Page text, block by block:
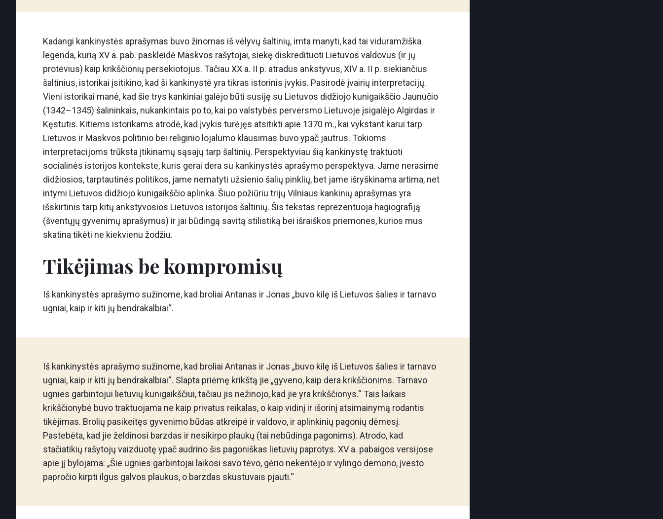
Kadangi kankinystės aprašymas buvo žinomas iš vėlyvų šaltinių, imta manyti, kad tai viduramžiška
legenda, kurią XV a. pab. paskleidė Maskvos rašytojai, siekę diskredituoti Lietuvos valdovus (ir jų
protėvius) kaip krikščionių persekiotojus. Tačiau XX a. II p. atradus ankstyvus, XIV a. II p. siekiančius
šaltinius, istorikai įsitikino, kad ši kankinystė yra tikras istorinis įvykis. Pasirodė įvairių interpretacijų.
Vieni istorikai manė, kad šie trys kankiniai galėjo būti susiję su Lietuvos didžiojo kunigaikščio Jaunučio
(1342–1345) šalininkais, nukankintais po to, kai po valstybės perversmo Lietuvoje įsigalėjo Algirdas ir
Kęstutis. Kitiems istorikams atrodė, kad įvykis turėjęs atsitikti apie 1370 m., kai vykstant karui tarp
Lietuvos ir Maskvos politinio bei religinio lojalumo klausimas buvo ypač jautrus. Tokioms
interpretacijoms trūksta įtikinamų sąsajų tarp šaltinių. Perspektyviau šią kankinystę traktuoti
socialinės istorijos kontekste, kuris gerai dera su kankinystės aprašymo perspektyva. Jame nerasime
didžiosios, tarptautinės politikos, jame nematyti užsienio šalių pinklių, bet jame išryškinama artima, net
intymi Lietuvos didžiojo kunigaikščio aplinka. Šiuo požiūriu trijų Vilniaus kankinių aprašymas yra
išskirtinis tarp kitų ankstyvosios Lietuvos istorijos šaltinių. Šis tekstas reprezentuoja hagiografiją
(šventųjų gyvenimų aprašymus) ir jai būdingą savitą stilistiką bei išraiškos priemones, kurios mus
skatina tikėti ne kiekvienu žodžiu.
Tikėjimas be kompromisų
Iš kankinystės aprašymo sužinome, kad broliai Antanas ir Jonas „buvo kilę iš Lietuvos šalies ir tarnavo
ugniai, kaip ir kiti jų bendrakalbiai“.
Iš kankinystės aprašymo sužinome, kad broliai Antanas ir Jonas „buvo kilę iš Lietuvos šalies ir tarnavo
ugniai, kaip ir kiti jų bendrakalbiai“. Slapta priėmę krikštą jie „gyveno, kaip dera krikščionims. Tarnavo
ugnies garbintojui lietuvių kunigaikščiui, tačiau jis nežinojo, kad jie yra krikščionys.“ Tais laikais
krikščionybė buvo traktuojama ne kaip privatus reikalas, o kaip vidinį ir išorinį atsimainymą rodantis
tikėjimas. Brolių pasikeitęs gyvenimo būdas atkreipė ir valdovo, ir aplinkinių pagonių dėmesį.
Pastebėta, kad jie želdinosi barzdas ir nesikirpo plaukų (tai nebūdinga pagonims). Atrodo, kad
stačiatikių rašytojų vaizduotę ypač audrino šis pagoniškas lietuvių paprotys. XV a. pabaigos versijose
apie jį bylojama: „Šie ugnies garbintojai laikosi savo tėvo, gėrio nekentėjo ir vylingo demono, įvesto
papročio kirpti ilgus galvos plaukus, o barzdas skustuvais pjauti.“